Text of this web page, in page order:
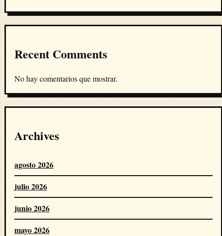
Recent Comments
No hay comentarios que mostrar.
Archives
agosto 2026
julio 2026
junio 2026
mayo 2026